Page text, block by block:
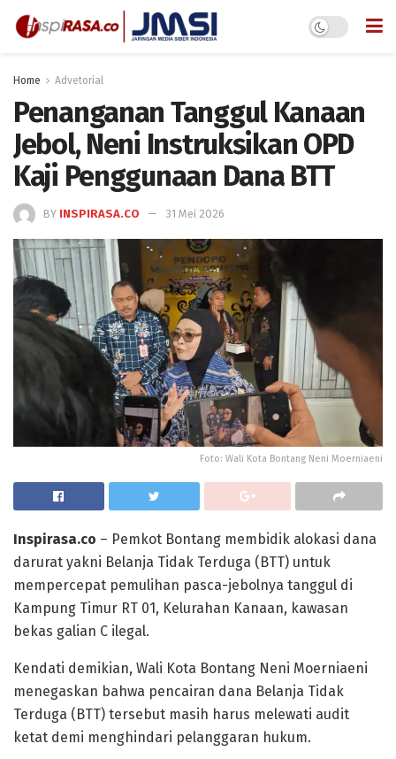
Home Advetorial
Penanganan Tanggul Kanaan
Jebol, Neni Instruksikan OPD
Kaji Penggunaan Dana BTT
BY INSPIRASA.CO 31 Mei 2026
Foto: Wali Kota Bontang Neni Moerniaeni
Inspirasa.co – Pemkot Bontang membidik alokasi dana
darurat yakni Belanja Tidak Terduga (BTT) untuk
mempercepat pemulihan pasca-jebolnya tanggul di
Kampung Timur RT 01, Kelurahan Kanaan, kawasan
bekas galian C ilegal.
Kendati demikian, Wali Kota Bontang Neni Moerniaeni
menegaskan bahwa pencairan dana Belanja Tidak
Terduga (BTT) tersebut masih harus melewati audit
ketat demi menghindari pelanggaran hukum.